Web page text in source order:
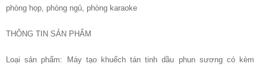
phòng họp, phòng ngủ, phòng karaoke
THÔNG TIN SẢN PHẨM
Loại sản phẩm: Máy tạo khuếch tán tinh dầu phun sương có kèm